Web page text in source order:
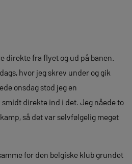
direkte fra flyet og ud på banen.
hvor jeg skrev under og gik
onsdag stod jeg en
direkte ind i det. Jeg nåede to
så det var selvfølgelig meget
for den belgiske klub grundet